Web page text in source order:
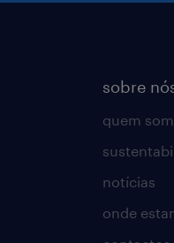
sobre
quem
notícias
onde